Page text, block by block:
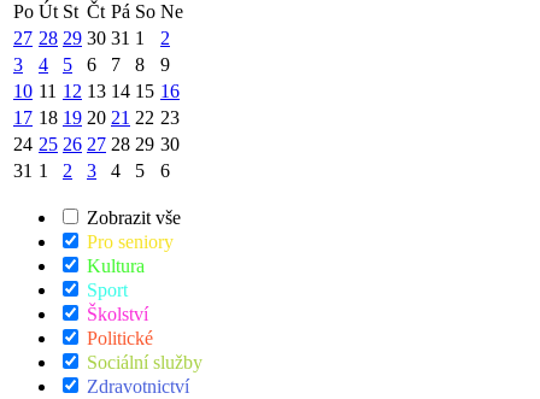
Po Út St Čt Pá So Ne
27 28 29 30 31 1
2
3
4 5 6 7 8
9
10 11 12 13 14 15 16
17 18 19 20 21 22 23
24 25 26 27 28 29 30
31 1 2 3 4 5 6
Zobrazit vše
Pro seniory
Kultura
Sport
Školství
Politické
Sociální služby
Zdravotnictví